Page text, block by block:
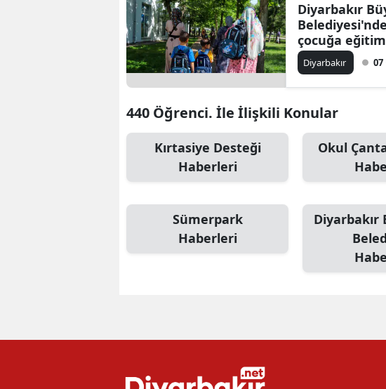
Diyarbakır
çocuğa
Diyarbakır
440 Öğrenci. İle İlişkili Konular
Kırtasiye Desteği
Haberleri
Okul
Sümerpark
Haberleri
Diyarbakır